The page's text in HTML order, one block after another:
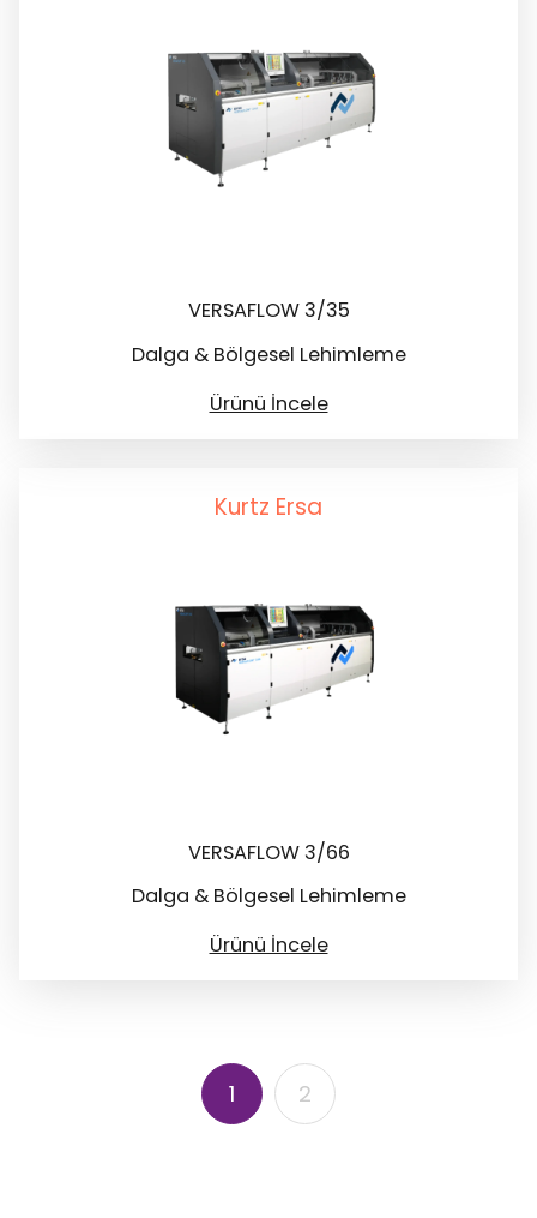
VERSAFLOW 3/35
Dalga & Bölgesel Lehimleme
Ürünü İncele
Kurtz Ersa
VERSAFLOW 3/66
Dalga & Bölgesel Lehimleme
Ürünü İncele
1 2